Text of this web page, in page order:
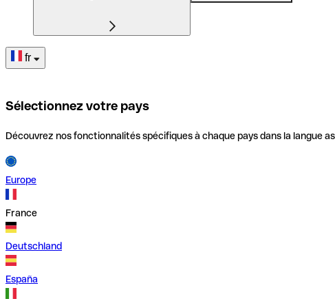
fr
Sélectionnez votre pays
Découvrez nos fonctionnalités spécifiques à chaque pays dans la langue
Europe
France
Deutschland
España